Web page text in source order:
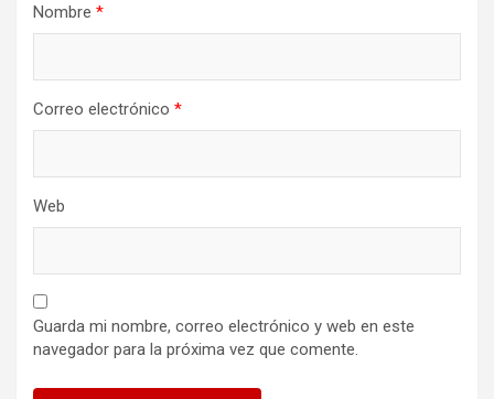
Nombre *
Correo electrónico *
Web
Guarda mi nombre, correo electrónico y web en este
navegador para la próxima vez que comente.